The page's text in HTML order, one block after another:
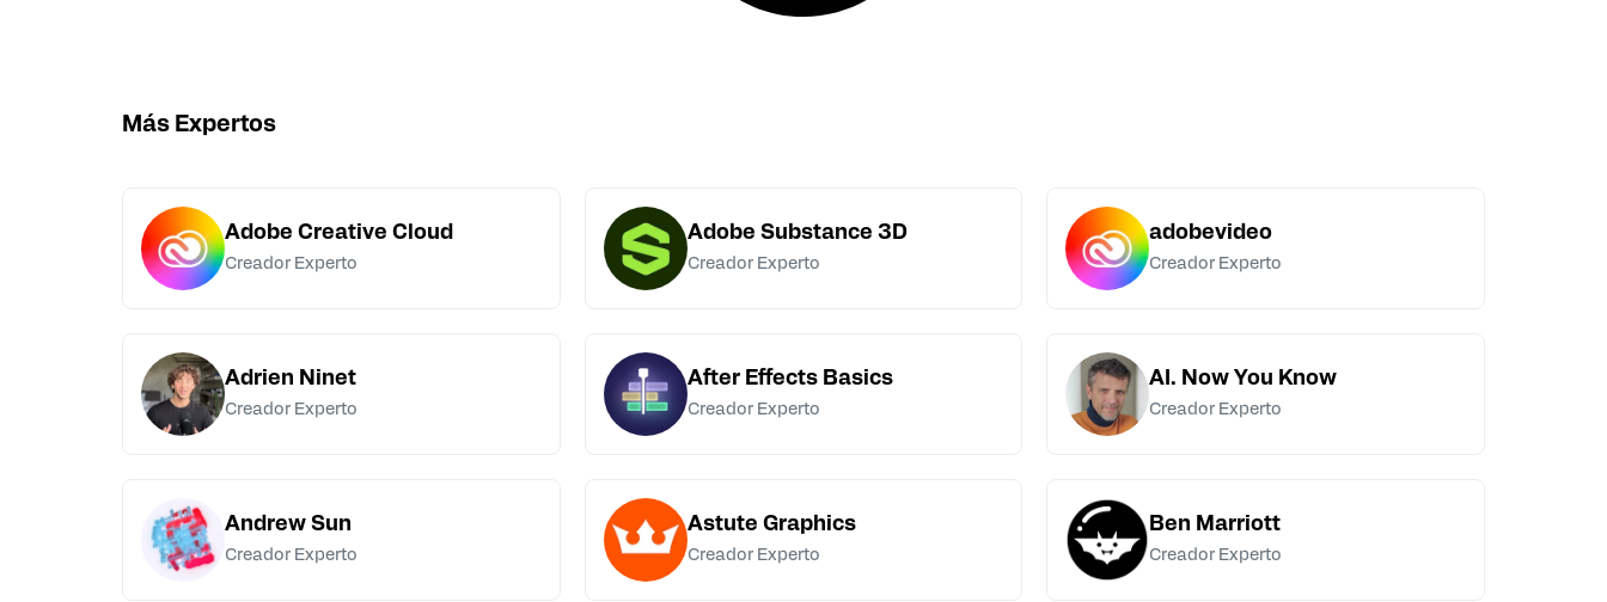
Más Expertos
Adobe Creative Cloud
Creador Experto
Adobe Substance 3D
Creador Experto
adobevideo
Creador Experto
Adrien Ninet
Creador Experto
After Effects Basics
Creador Experto
AI. Now You Know
Creador Experto
Andrew Sun
Creador Experto
Astute Graphics
Creador Experto
Ben Marriott
Creador Experto